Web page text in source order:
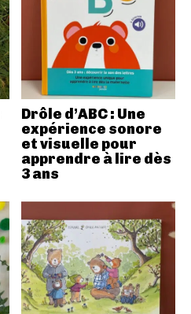
Drôle d’ABC : Une
expérience sonore
et visuelle pour
apprendre à lire dès
3 ans